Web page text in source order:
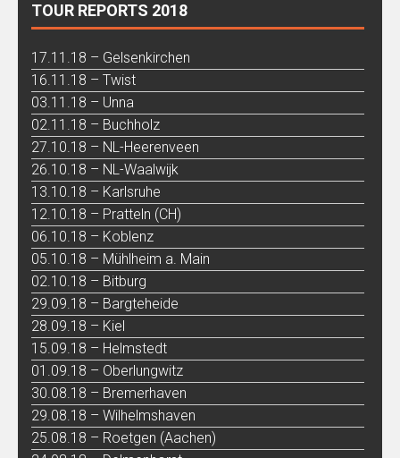
TOUR REPORTS 2018
17.11.18 – Gelsenkirchen
16.11.18 – Twist
03.11.18 – Unna
02.11.18 – Buchholz
27.10.18 – NL-Heerenveen
26.10.18 – NL-Waalwijk
13.10.18 – Karlsruhe
12.10.18 – Pratteln (CH)
06.10.18 – Koblenz
05.10.18 – Mühlheim a. Main
02.10.18 – Bitburg
29.09.18 – Bargteheide
28.09.18 – Kiel
15.09.18 – Helmstedt
01.09.18 – Oberlungwitz
30.08.18 – Bremerhaven
29.08.18 – Wilhelmshaven
25.08.18 – Roetgen (Aachen)